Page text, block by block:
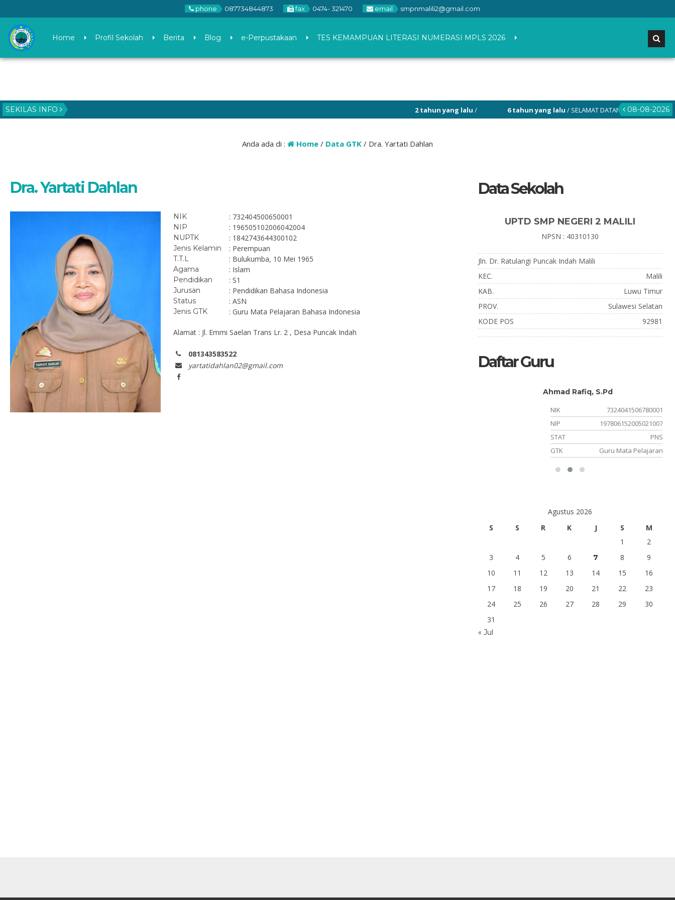
phone 087734844873 fax 0474- 321470 email smpnmalili2@gmail.com
Home Profil Sekolah Berita Blog e-Perpustakaan TES KEMAMPUAN LITERASI NUMERASI MPLS 2026
SEKILAS INFO 08-08-2026
2 tahun yang lalu/ 6 tahun yang lalu/ SELAMAT DATANG DI WEBSITE RESMI
Anda ada di : Home / Data GTK / Dra. Yartati Dahlan
Dra. Yartati Dahlan
NIK : 732404500650001
NIP : 196505102006042004
NUPTK : 1842743644300102
Jenis Kelamin : Perempuan
T.T.L : Bulukumba, 10 Mei 1965
Agama : Islam
Pendidikan : S1
Jurusan : Pendidikan Bahasa Indonesia
Status : ASN
Jenis GTK : Guru Mata Pelajaran Bahasa Indonesia
Alamat : Jl. Emmi Saelan Trans Lr. 2 , Desa Puncak Indah
081343583522
yartatidahlan02@gmail.com
Data Sekolah
UPTD SMP NEGERI 2 MALILI
NPSN : 40310130
Jln. Dr. Ratulangi Puncak Indah Malili
KEC.
Malili
KAB.
Luwu Timur
PROV.
Sulawesi Selatan
KODE POS
92981
Daftar Guru
S.Pd
7324041506780001
Ahmad Rafiq, S.Pd
NIK
7324041506780001
NIP
197806152005021007
STAT
PNS
GTK
Guru Mata Pelajaran
Agustus 2026
S
S R K J S
M
1
2
3
4 5 6 7 8
9
10
11 12 13 14 15
16
17
18 19 20 21 22
23
24
25 26 27 28 29
30
31
« Jul